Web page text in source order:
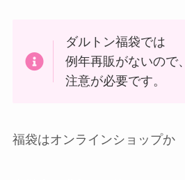
ダルトン福袋では
例年再販がないので、
注意が必要です。
福袋はオンラインショップか